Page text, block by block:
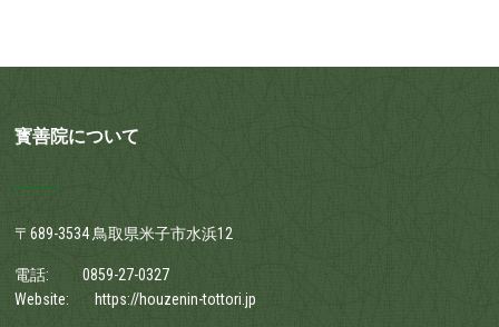
寳善院について
〒689-3534 鳥取県米子市水浜12
電話:
0859-27-0327
Website:
https://houzenin-tottori.jp